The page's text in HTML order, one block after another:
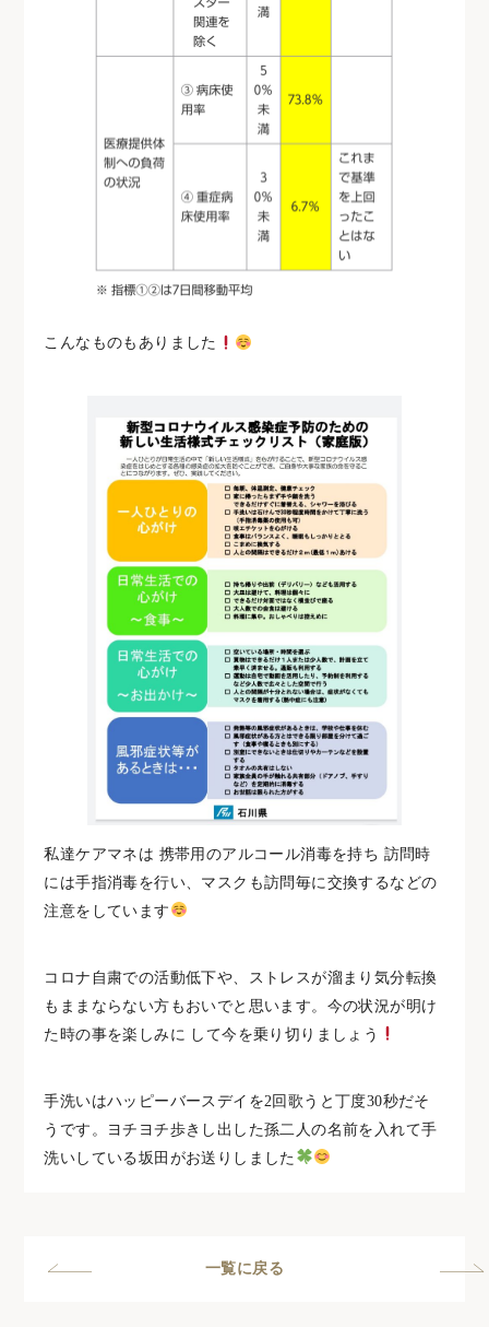
こんなものもありました
私達ケアマネは 携帯用のアルコール消毒を持ち 訪問時
には手指消毒を行い、マスクも訪問毎に交換するなどの
注意をしています
コロナ自粛での活動低下や、ストレスが溜まり気分転換
もままならない方もおいでと思います。今の状況が明け
た時の事を楽しみに して今を乗り切りましょう
手洗いはハッピーバースデイを2回歌うと丁度30秒だそ
うです。ヨチヨチ歩きし出した孫二人の名前を入れて手
洗いしている坂田がお送りしました
一覧に戻る